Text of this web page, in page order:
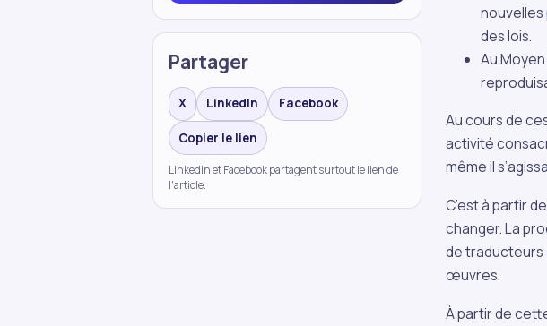
Partager
X LinkedIn Facebook
Copier le lien
LinkedIn et Facebook partagent surtout le lien de
l'article.
nouvelles
des lois.
Au
Au cours de
activité
même il
C’est à partir
changer. La
de traducteurs
œuvres.
À partir de